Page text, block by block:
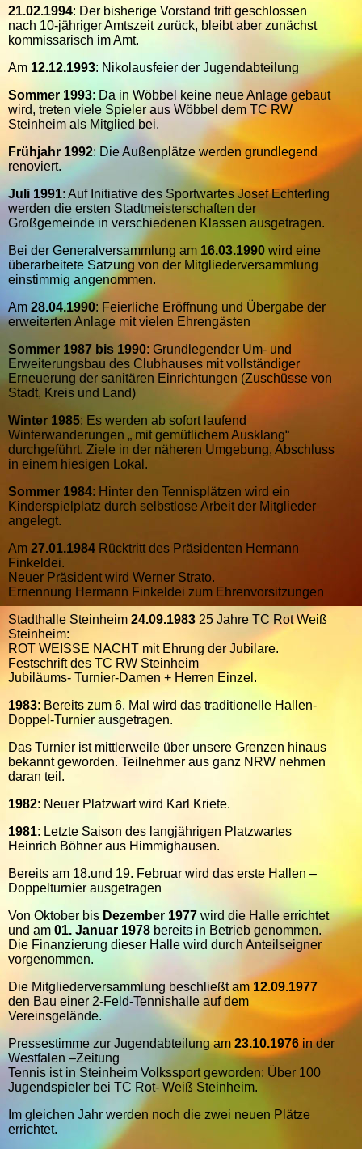
21.02.1994: Der bisherige Vorstand tritt geschlossen
nach 10-jähriger Amtszeit zurück, bleibt aber zunächst
kommissarisch im Amt.
Am 12.12.1993: Nikolausfeier der Jugendabteilung
Sommer 1993: Da in Wöbbel keine neue Anlage gebaut
wird, treten viele Spieler aus Wöbbel dem TC RW
Steinheim als Mitglied bei.
Frühjahr 1992: Die Außenplätze werden grundlegend
renoviert.
Juli 1991: Auf Initiative des Sportwartes Josef Echterling
werden die ersten Stadtmeisterschaften der
Großgemeinde in verschiedenen Klassen ausgetragen.
Bei der Generalversammlung am 16.03.1990 wird eine
überarbeitete Satzung von der Mitgliederversammlung
einstimmig angenommen.
Am 28.04.1990: Feierliche Eröffnung und Übergabe der
erweiterten Anlage mit vielen Ehrengästen
Sommer 1987 bis 1990: Grundlegender Um- und
Erweiterungsbau des Clubhauses mit vollständiger
Erneuerung der sanitären Einrichtungen (Zuschüsse von
Stadt, Kreis und Land)
Winter 1985: Es werden ab sofort laufend
Winterwanderungen „ mit gemütlichem Ausklang“
durchgeführt. Ziele in der näheren Umgebung, Abschluss
in einem hiesigen Lokal.
Sommer 1984: Hinter den Tennisplätzen wird ein
Kinderspielplatz durch selbstlose Arbeit der Mitglieder
angelegt.
Am 27.01.1984 Rücktritt des Präsidenten Hermann
Finkeldei.
Neuer Präsident wird Werner Strato.
Ernennung Hermann Finkeldei zum Ehrenvorsitzungen
Stadthalle Steinheim 24.09.1983 25 Jahre TC Rot Weiß
Steinheim:
ROT WEISSE NACHT mit Ehrung der Jubilare.
Festschrift des TC RW Steinheim
Jubiläums- Turnier-Damen + Herren Einzel.
1983: Bereits zum 6. Mal wird das traditionelle Hallen-
Doppel-Turnier ausgetragen.
Das Turnier ist mittlerweile über unsere Grenzen hinaus
bekannt geworden. Teilnehmer aus ganz NRW nehmen
daran teil.
1982: Neuer Platzwart wird Karl Kriete.
1981: Letzte Saison des langjährigen Platzwartes
Heinrich Böhner aus Himmighausen.
Bereits am 18.und 19. Februar wird das erste Hallen –
Doppelturnier ausgetragen
Von Oktober bis Dezember 1977 wird die Halle errichtet
und am 01. Januar 1978 bereits in Betrieb genommen.
Die Finanzierung dieser Halle wird durch Anteilseigner
vorgenommen.
Die Mitgliederversammlung beschließt am12.09.1977
den Bau einer 2-Feld-Tennishalle auf dem
Vereinsgelände.
Pressestimme zur Jugendabteilung am 23.10.1976in der
Westfalen –Zeitung
Tennis ist in Steinheim Volkssport geworden: Über 100
Jugendspieler bei TC Rot- Weiß Steinheim.
Im gleichen Jahr werden noch die zwei neuen Plätze
errichtet.